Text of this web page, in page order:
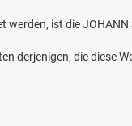
ist die
derjenigen, die diese